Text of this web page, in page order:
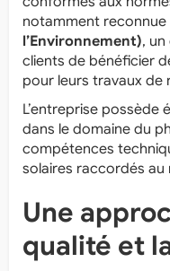
notamment reconnue
l’Environnement),
clients de bénéficier
pour leurs travaux de
L’entreprise possède
dans le domaine du
compétences
solaires raccordés au
Une
qualité et